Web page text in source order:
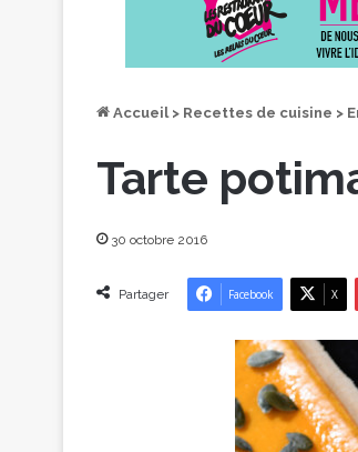
Accueil > Recettes de cuisine >
Tarte
30 octobre 2016
Partager Facebook X